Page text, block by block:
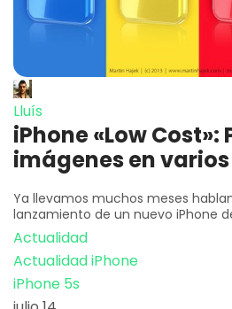
Lluís
iPhone «Low Cost»:
imágenes en
Ya llevamos muchos meses
lanzamiento de un nuevo iPhone
Actualidad
Actualidad iPhone
iPhone 5s